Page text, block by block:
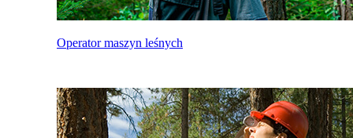
Operator maszyn leśnych